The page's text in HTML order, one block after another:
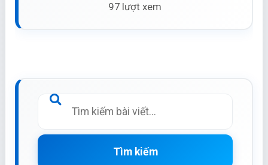
97 lượt xem
Tìm kiếm